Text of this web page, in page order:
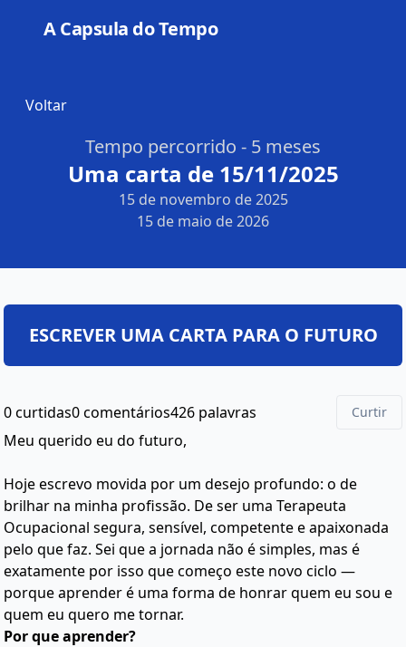
A Capsula do Tempo
Voltar
Tempo percorrido - 5 meses
Uma carta de 15/11/2025
15 de novembro de 2025
15 de maio de 2026
0 curtidas0 comentários426 palavras Curtir
Meu querido eu do futuro,
Hoje escrevo movida por um desejo profundo: o de
brilhar na minha profissão. De ser uma Terapeuta
Ocupacional segura, sensível, competente e apaixonada
pelo que faz. Sei que a jornada não é simples, mas é
exatamente por isso que começo este novo ciclo —
porque aprender é uma forma de honrar quem eu sou e
quem eu quero me tornar.
Por que aprender?
ESCREVER UMA CARTA PARA O FUTURO